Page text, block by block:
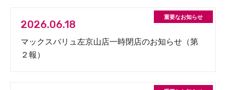
2026.06.18
マックスバリュ左京山店一時閉店のお知らせ（第
２報）